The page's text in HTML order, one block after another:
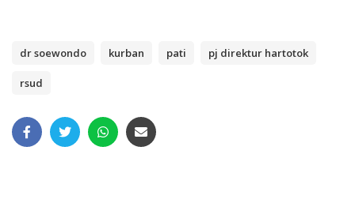
dr soewondo kurban pati pj direktur hartotok
rsud